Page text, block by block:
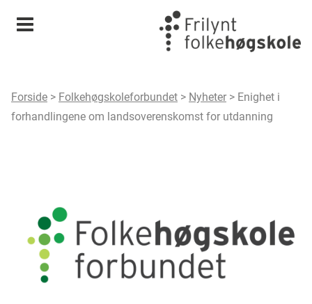
Meny
Forside > Folkehøgskoleforbundet > Nyheter > Enighet i
forhandlingene om landsoverenskomst for utdanning